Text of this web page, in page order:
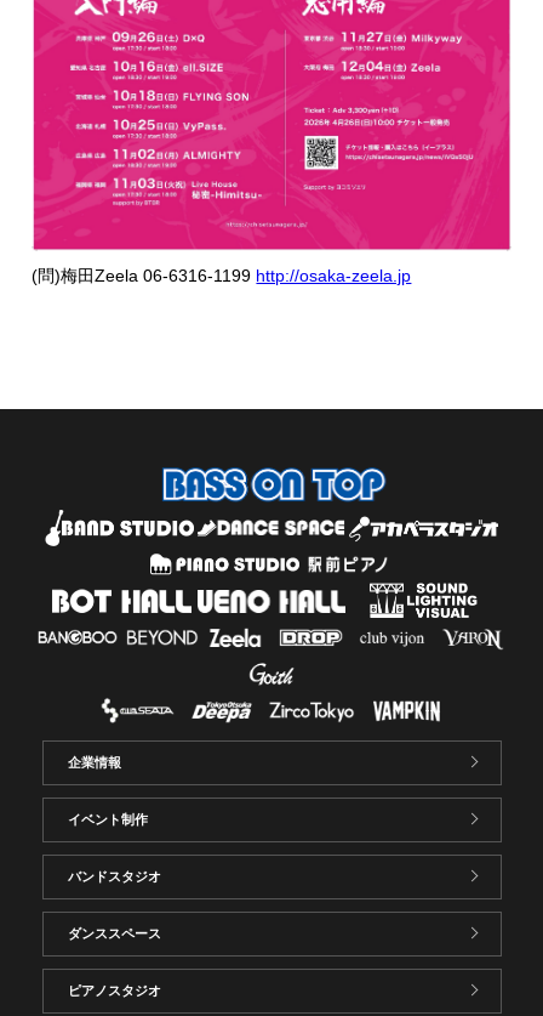
(問)梅田Zeela 06-6316-1199 http://osaka-zeela.jp
企業情報
イベント制作
バンドスタジオ
ダンススペース
ピアノスタジオ